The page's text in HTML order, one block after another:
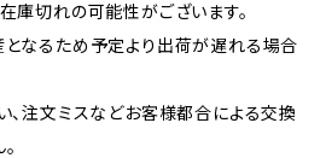
庫切れの可能性がございます。
となるため予定より出荷が遅れる場合
、注文ミスなどお客様都合による交換